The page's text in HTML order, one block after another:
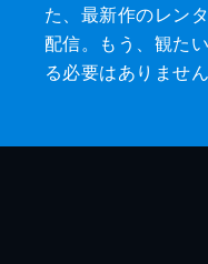
た、最新作のレン
配信。もう、観た
る必要はありません